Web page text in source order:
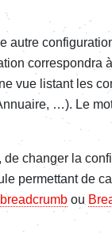
autre
corres­­pon­­dra
vue listant les
…). Le
de chan­­ger la
permet­­tant de
ou